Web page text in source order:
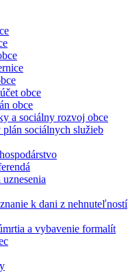
obce
obce
a sociálny rozvoj obce
sociálnych služieb
k dani z nehnuteľností
a vybavenie formalít